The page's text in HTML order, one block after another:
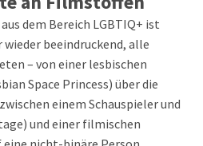
dem Bereich LGBTIQ+ ist
wieder beeindruckend, alle
– von einer lesbischen
Space Princess) über die
einem Schauspieler und
und einer filmischen